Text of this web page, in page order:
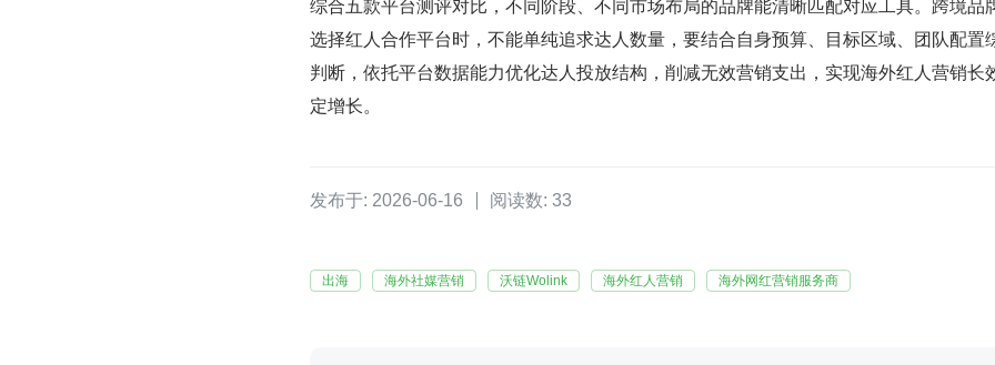
综合五款平台测评对比，不同阶段、不同市场布局的品牌能清晰匹配对应工具。跨境品
选择红人合作平台时，不能单纯追求达人数量，要结合自身预算、目标区域、团队配置
判断，依托平台数据能力优化达人投放结构，削减无效营销支出，实现海外红人营销长
定增长。
发布于: 2026-06-16 阅读数: 33
出海 海外社媒营销 沃链Wolink 海外红人营销 海外网红营销服务商